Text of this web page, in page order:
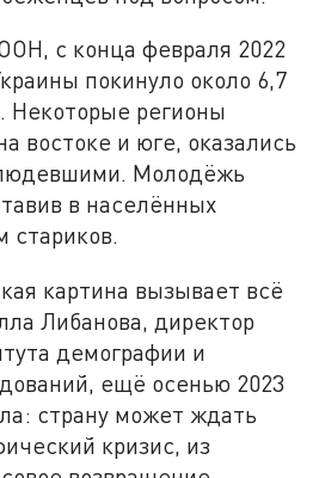
с конца февраля 2022
покинуло около 6,7
Некоторые регионы
востоке и юге, оказались
Молодёжь
в населённых
стариков.
картина вызывает всё
Либанова, директор
демографии и
ещё осенью 2023
страну может ждать
кризис, из